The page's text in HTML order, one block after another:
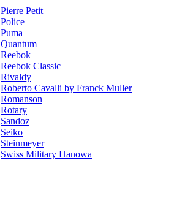
Pierre Petit
Police
Puma
Quantum
Reebok
Reebok Classic
Rivaldy
Roberto Cavalli by Franck Muller
Romanson
Rotary
Sandoz
Seiko
Steinmeyer
Swiss Military Hanowa